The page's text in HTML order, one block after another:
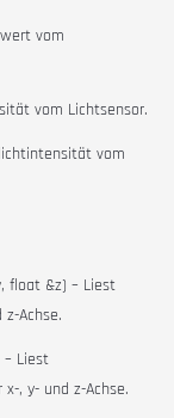
vom
vom Lichtsensor.
vom
float &z) – Liest
Achse.
– Liest
, y- und z-Achse.